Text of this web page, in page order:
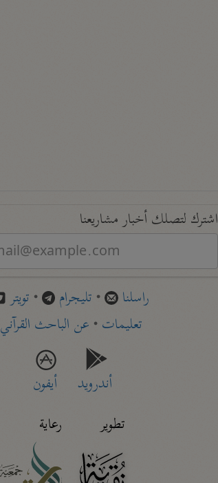
اشترك لتصلك أخبار مشاريعنا
راسلنا • تليجرام • تويتر
تعليمات• عن الباحث القرآني
أندرويد
أيفون
تطوير
رعاية